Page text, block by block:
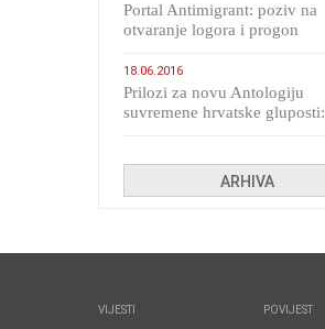
Portal Antimigrant: poziv na
otvaranje logora i progon
18.06.2016
Prilozi za novu Antologiju
suvremene hrvatske gluposti:
ARHIVA
VIJESTI POVIJEST